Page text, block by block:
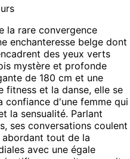
la rare convergence
enchanteresse belge dont
des yeux verts
mystère et profonde
de 180 cm et une
fitness et la danse, elle se
confiance d'une femme qui
la sensualité. Parlant
ses conversations coulent
tout de la
avec une égale